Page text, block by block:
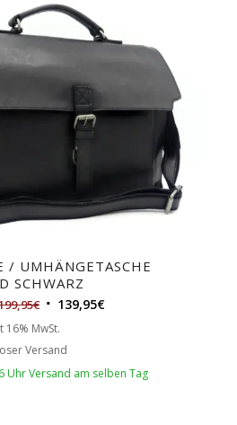
/ UMHÄNGETASCHE
SCHWARZ
€ 139,95€
16% MwSt.
Versand
Uhr Versand am selben Tag